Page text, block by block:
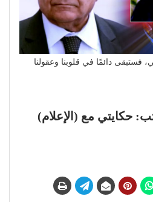
فستبقى دائمًا في قلوبنا وعقولنا
حكايتي مع (الإعلام)